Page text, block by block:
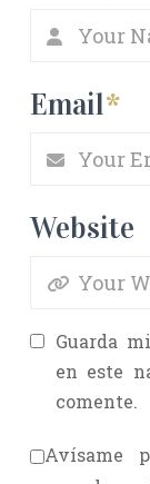
Email*
Website
Guarda
en este
comente.
Avísame